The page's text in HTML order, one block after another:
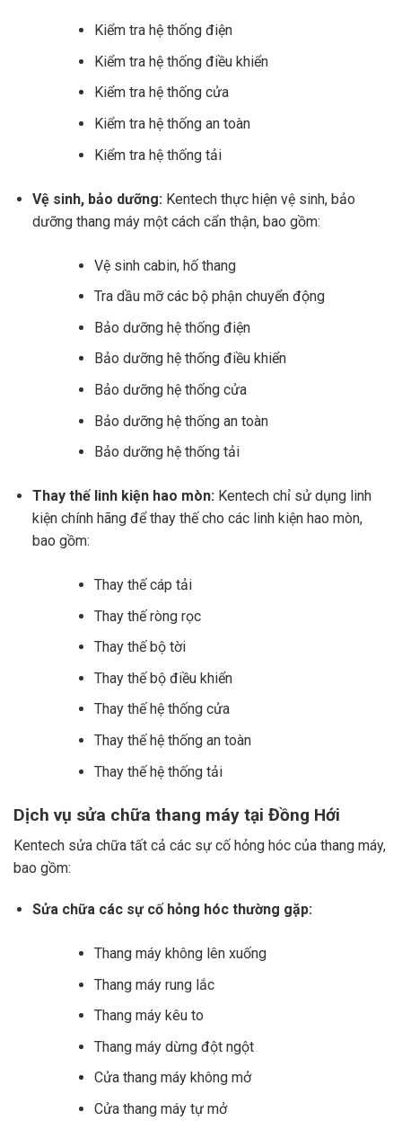
Kiểm tra hệ thống điện
Kiểm tra hệ thống điều khiển
Kiểm tra hệ thống cửa
Kiểm tra hệ thống an toàn
Kiểm tra hệ thống tải
Vệ sinh, bảo dưỡng: Kentech thực hiện vệ sinh, bảo
dưỡng thang máy một cách cẩn thận, bao gồm:
Vệ sinh cabin, hố thang
Tra dầu mỡ các bộ phận chuyển động
Bảo dưỡng hệ thống điện
Bảo dưỡng hệ thống điều khiển
Bảo dưỡng hệ thống cửa
Bảo dưỡng hệ thống an toàn
Bảo dưỡng hệ thống tải
Thay thế linh kiện hao mòn:Kentech chỉ sử dụng linh
kiện chính hãng để thay thế cho các linh kiện hao mòn,
bao gồm:
Thay thế cáp tải
Thay thế ròng rọc
Thay thế bộ tời
Thay thế bộ điều khiển
Thay thế hệ thống cửa
Thay thế hệ thống an toàn
Thay thế hệ thống tải
Dịch vụ sửa chữa thang máy tại Đồng Hới
Kentech sửa chữa tất cả các sự cố hỏng hóc của thang máy,
bao gồm:
Sửa chữa các sự cố hỏng hóc thường gặp:
Thang máy không lên xuống
Thang máy rung lắc
Thang máy kêu to
Thang máy dừng đột ngột
Cửa thang máy không mở
Cửa thang máy tự mở